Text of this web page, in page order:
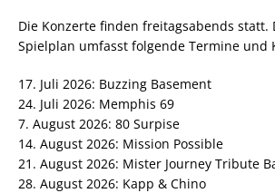
Die Konzerte finden freitagsabends statt.
Spielplan umfasst folgende Termine und
17. Juli 2026: Buzzing Basement
24. Juli 2026: Memphis 69
7. August 2026: 80 Surpise
14. August 2026: Mission Possible
21. August 2026: Mister Journey Tribute
28. August 2026: Kapp & Chino